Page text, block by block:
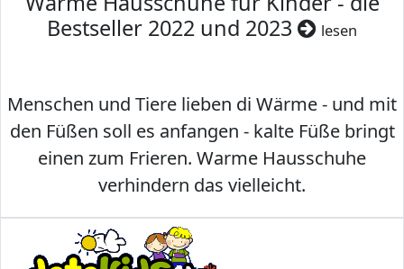
Bestseller 2022 und 2023
lesen
Menschen und Tiere lieben di Wärme - und mit
den Füßen soll es anfangen - kalte Füße bringt
einen zum Frieren. Warme Hausschuhe
verhindern das vielleicht.